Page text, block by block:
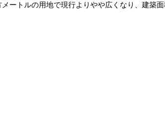
メートルの用地で現行よりやや広くなり、建築